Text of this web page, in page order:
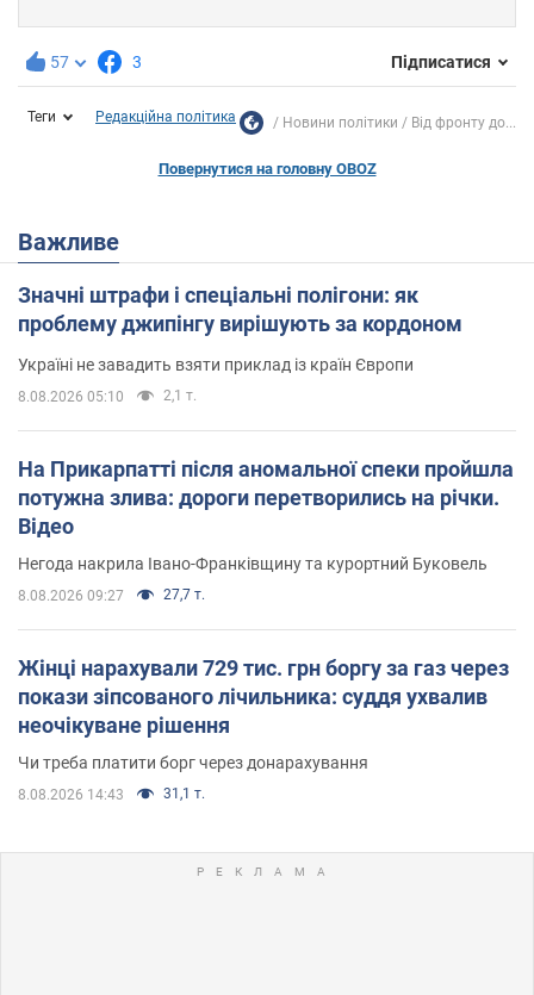
57 3 Підписатися
Теги Редакційна політика Новини політики Від фронту до...
Повернутися на головну OBOZ
Важливе
Значні штрафи і спеціальні полігони: як
проблему джипінгу вирішують за кордоном
Україні не завадить взяти приклад із країн Європи
8.08.2026 05:10 2,1 т.
На Прикарпатті після аномальної спеки пройшла
потужна злива: дороги перетворились на річки.
Відео
Негода накрила Івано-Франківщину та курортний Буковель
8.08.2026 09:27 27,7 т.
Жінці нарахували 729 тис. грн боргу за газ через
покази зіпсованого лічильника: суддя ухвалив
неочікуване рішення
Чи треба платити борг через донарахування
8.08.2026 14:43 31,1 т.